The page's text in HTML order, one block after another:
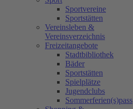
Sportvereine
Sportstätten
Vereinsleben &
Vereinsverzeichnis
Freizeitangebote
Stadtbibliothek
Bäder
Sportstätten
Spielplätze
Jugendclubs
Sommerferien(s)pass